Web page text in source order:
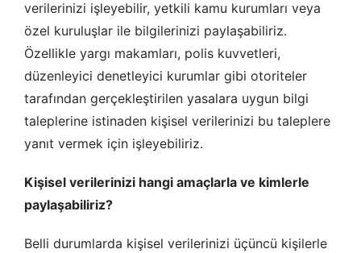
Çerez tercihlerinizibelirleyin.
Daha fazla bilgi için KVKK bilgilendirmemizi,çerez kullanım
gizlilik koşullarını inceleyebilirsiniz.
Zorunlu Çerezler HER ZAMAN AKTIF
Oturum yönetimi, güvenlik ve temel site işlevleri için
gereklidir. Bu çerezler olmadan site düzgün çalışmaz ve
devre dışı bırakılamaz.
İstatistik Çerezleri
verilerinizi işleyebilir, yetkili kamu kurumları veya
özel kuruluşlar ile bilgilerinizi paylaşabiliriz.
Özellikle yargı makamları, polis kuvvetleri,
düzenleyici denetleyici kurumlar gibi otoriteler
tarafından gerçekleştirilen yasalara uygun bilgi
taleplerine istinaden kişisel verilerinizi bu taleplere
yanıt vermek için işleyebiliriz.
Kişisel verilerinizi hangi amaçlarla ve kimlerle
paylaşabiliriz?
Belli durumlarda kişisel verilerinizi üçüncü kişilerle